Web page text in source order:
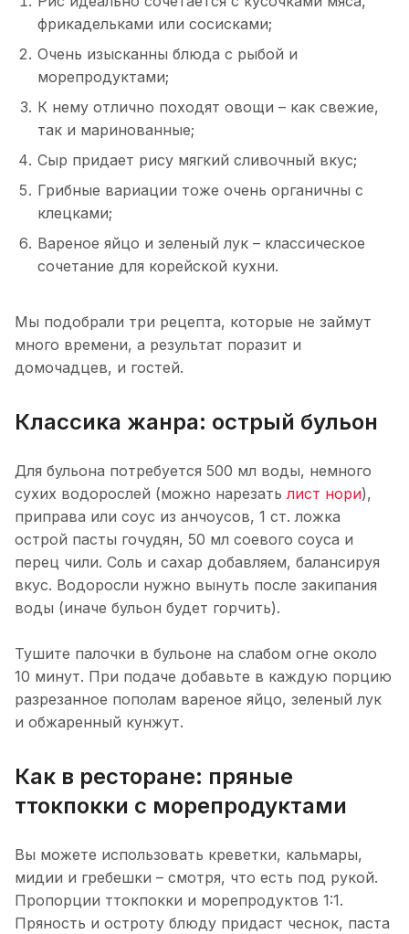
фрикадельками или сосисками;
Очень изысканны блюда с рыбой и
морепродуктами;
К нему отлично походят овощи – как свежие,
так и маринованные;
Сыр придает рису мягкий сливочный вкус;
Грибные вариации тоже очень органичны с
клецками;
Вареное яйцо и зеленый лук – классическое
сочетание для корейской кухни.
Мы подобрали три рецепта, которые не займут
много времени, а результат поразит и
домочадцев, и гостей.
Классика жанра: острый бульон
Для бульона потребуется 500 мл воды, немного
сухих водорослей (можно нарезатьлист нори),
приправа или соус из анчоусов, 1 ст. ложка
острой пасты гочудян, 50 мл соевого соуса и
перец чили. Соль и сахар добавляем, балансируя
вкус. Водоросли нужно вынуть после закипания
воды (иначе бульон будет горчить).
Тушите палочки в бульоне на слабом огне около
10 минут. При подаче добавьте в каждую порцию
разрезанное пополам вареное яйцо, зеленый лук
и обжаренный кунжут.
Как в ресторане: пряные
ттокпокки с морепродуктами
Вы можете использовать креветки, кальмары,
мидии и гребешки – смотря, что есть под рукой.
Пропорции ттокпокки и морепродуктов 1:1.
Пряность и остроту блюду придаст чеснок, паста